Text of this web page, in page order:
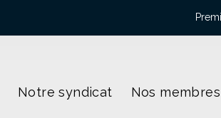
Notre syndicat Nos membres